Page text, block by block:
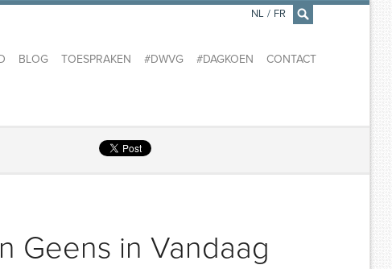
×
BLOG TOESPRAKEN #DWVG #DAGKOEN CONTACT
NL / FR
Geens in Vandaag